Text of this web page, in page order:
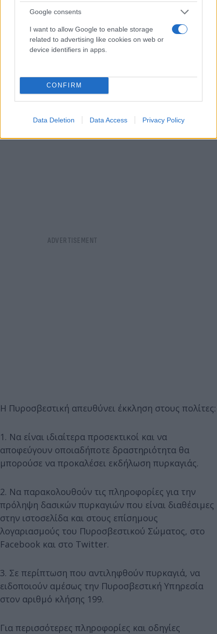
Google consents
I want to allow Google to enable storage
related to advertising like cookies on web or
device identifiers in apps.
CONFIRM
Data Deletion Data Access Privacy Policy
Προστασίας για την αντιμετώπιση κινδύνων λόγω
άλλων, προβλέπεται η εφαρμογή του μέτρου της
προληπτικής απαγόρευσης της κυκλοφορίας
Η Πυροσβεστική απευθύνει έκκληση στους πολίτες:
1. Να είναι ιδιαίτερα προσεκτικοί και να
αποφεύγουν οποιαδήποτε δραστηριότητα θα
μπορούσε να προκαλέσει εκδήλωση πυρκαγιάς.
2. Να παρακολουθούν τις πληροφορίες για την
πρόληψη δασικών πυρκαγιών που είναι διαθέσιμες
στην ιστοσελίδα και στους επίσημους
λογαριασμούς του Πυροσβεστικού Σώματος, στο
Facebook και στο Twitter.
3. Σε περίπτωση που αντιληφθούν πυρκαγιά, να
ειδοποιούν αμέσως την Πυροσβεστική Υπηρεσία
στον αριθμό κλήσης 199.
Για περισσότερες πληροφορίες και οδηγίες